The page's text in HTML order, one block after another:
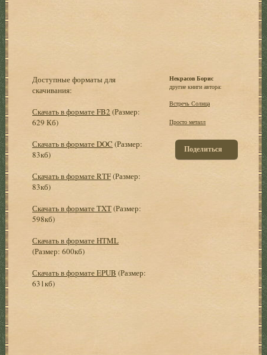
Доступные форматы для
скачивания:
Скачать в формате FB2 (Размер:
629 Кб)
Скачать в формате DOC (Размер:
83кб)
Скачать в формате RTF(Размер:
83кб)
Скачать в формате TXT(Размер:
598кб)
Скачать в формате HTML
(Размер: 600кб)
Скачать в формате EPUB (Размер:
631кб)
Некрасов Борис
другие книги автора:
Встречь Солнца
Просто металл
Поделиться